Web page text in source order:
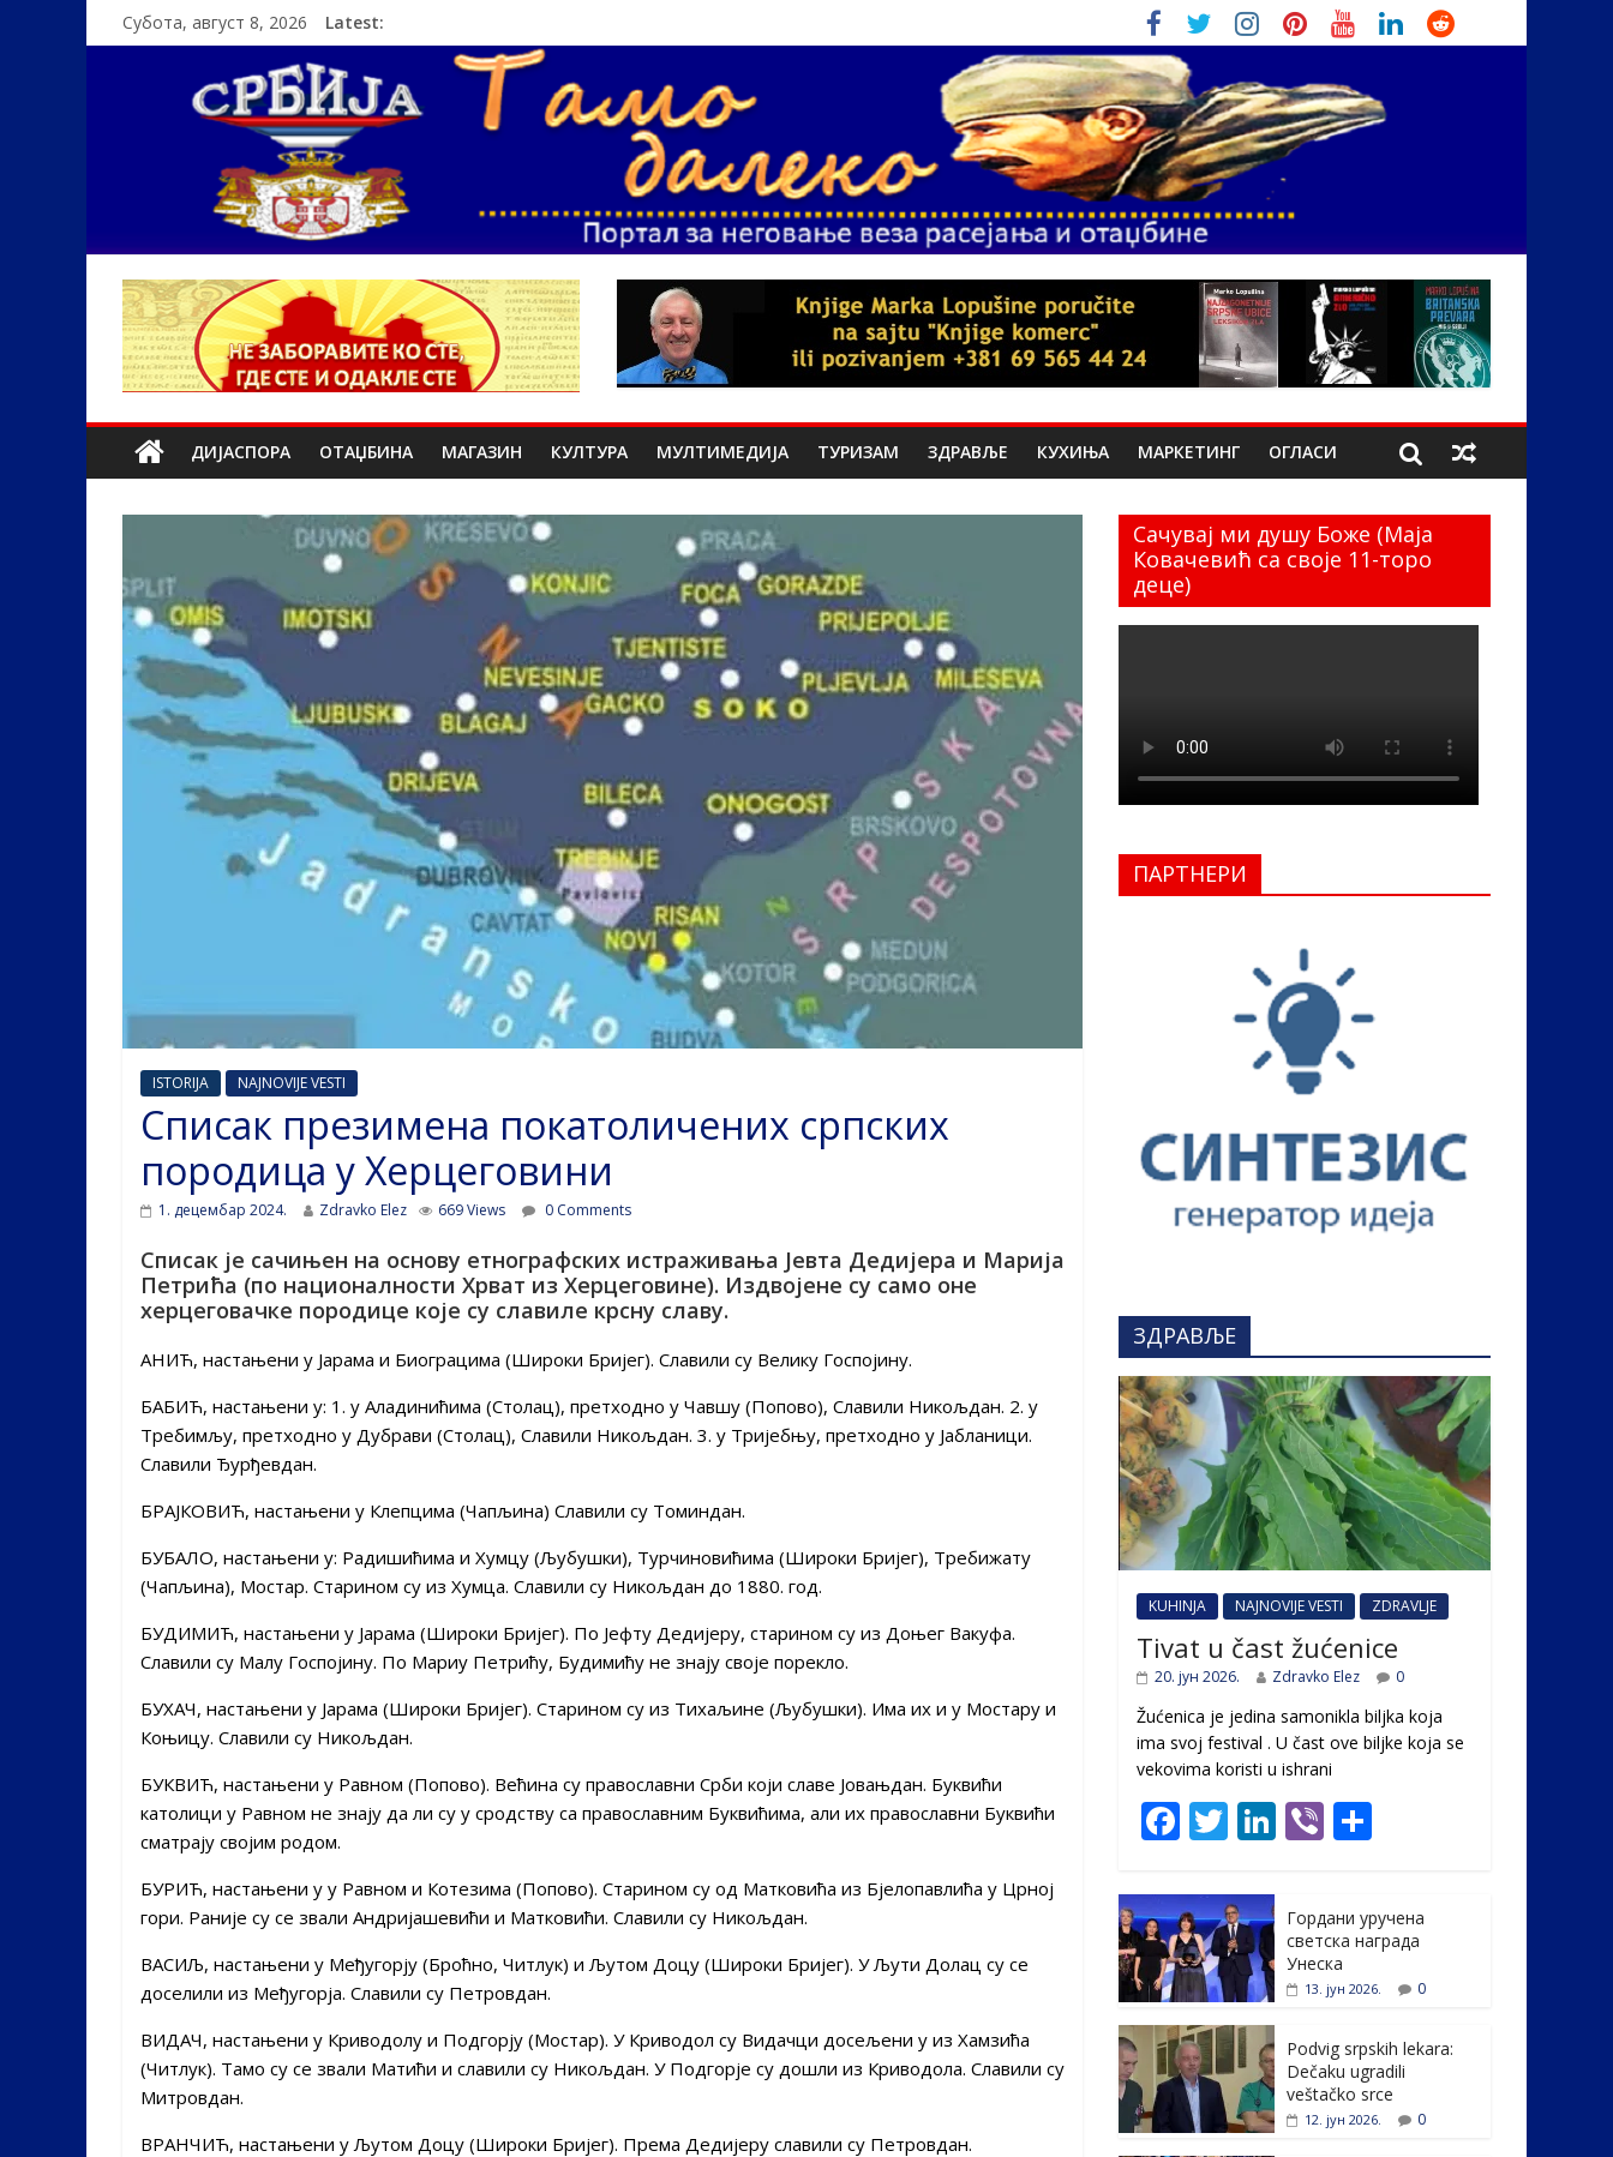
Субота, август 8, 2026 Latest:
ДИЈАСПОРА ОТАЏБИНА МАГАЗИН КУЛТУРА МУЛТИМЕДИЈА ТУРИЗАМ ЗДРАВЉЕ КУХИЊА МАРКЕТИНГ ОГЛАСИ
ISTORIJA NAJNOVIJE VESTI
Списак презимена покатоличених српских
породица у Херцеговини
1. децембар 2024. Zdravko Elez 669 Views 0 Comments
Списак је сачињен на основу етнографских истраживања Јевта Дедијера и Марија
Петрића (по националности Хрват из Херцеговине). Издвојене су само оне
херцеговачке породице које су славиле крсну славу.
АНИЋ, настањени у Јарама и Биограцима (Широки Бријег). Славили су Велику Госпојину.
БАБИЋ, настањени у: 1. у Аладинићима (Столац), претходно у Чавшу (Попово), Славили Никољдан. 2. у
Требимљу, претходно у Дубрави (Столац), Славили Никољдан. 3. у Тријебњу, претходно у Јабланици.
Славили Ђурђевдан.
БРАЈКОВИЋ, настањени у Клепцима (Чапљина) Славили су Томиндан.
БУБАЛО, настањени у: Радишићима и Хумцу (Љубушки), Турчиновићима (Широки Бријег), Требижату
(Чапљина), Мостар. Старином су из Хумца. Славили су Никољдан до 1880. год.
БУДИМИЋ, настањени у Јарама (Широки Бријег). По Јефту Дедијеру, старином су из Доњег Вакуфа.
Славили су Малу Госпојину. По Мариу Петрићу, Будимићу не знају своје порекло.
БУХАЧ, настањени у Јарама (Широки Бријег). Старином су из Тихаљине (Љубушки). Има их и у Мостару и
Коњицу. Славили су Никољдан.
БУКВИЋ, настањени у Равном (Попово). Већина су православни Срби који славе Јовањдан. Буквићи
католици у Равном не знају да ли су у сродству са православним Буквићима, али их православни Буквићи
сматрају својим родом.
БУРИЋ, настањени у у Равном и Котезима (Попово). Старином су од Матковића из Бјелопавлића у Црној
гори. Раније су се звали Андријашевићи и Матковићи. Славили су Никољдан.
ВАСИЉ, настањени у Међугорју (Броћно, Читлук) и Љутом Доцу (Широки Бријег). У Љути Долац су се
доселили из Међугорја. Славили су Петровдан.
ВИДАЧ, настањени у Криводолу и Подгорју (Мостар). У Криводол су Видачци досељени у из Хамзића
(Читлук). Тамо су се звали Матићи и славили су Никољдан. У Подгорје су дошли из Криводола. Славили су
Митровдан.
ВРАНЧИЋ, настањени у Љутом Доцу (Широки Бријег). Према Дедијеру славили су Петровдан.
Сачувај ми душу Боже (Маја
Ковачевић са своје 11-торо
деце)
ПАРТНЕРИ
ЗДРАВЉЕ
KUHINJA NAJNOVIJE VESTI ZDRAVLJE
Tivat u čast žućenice
20. јун 2026. Zdravko Elez 0
Žućenica je jedina samonikla biljka koja
ima svoj festival . U čast ovе biljke koja se
vekovima koristi u ishrani
F
e
b
o
o
k
T
itt
er
Li
e
dI
n
Vi
e
Гордани уручена
светска награда
Унеска
13. јун 2026. 0
Podvig srpskih lekara:
Dečaku ugradili
veštačko srce
12. јун 2026. 0